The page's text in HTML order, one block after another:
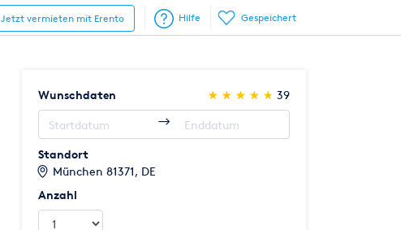
Gespeichert
Jetzt vermieten mit Erento Hilfe
Wunschdaten (*)
★
★
(*) ★
★
(*) ★
★
(*) ★
★
(*) ★
★ 39
Standort
München 81371, DE
Anzahl